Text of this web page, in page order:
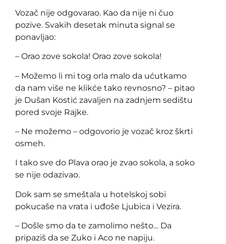
Vozač nije odgovarao. Kao da nije ni čuo
pozive. Svakih desetak minuta signal se
ponavljao:
– Orao zove sokola! Orao zove sokola!
– Možemo li mi tog orla malo da ućutkamo
da nam više ne klikće tako revnosno? – pitao
je Dušan Kostić zavaljen na zadnjem sedištu
pored svoje Rajke.
– Ne možemo – odgovorio je vozač kroz škrti
osmeh.
I tako sve do Plava orao je zvao sokola, a soko
se nije odazivao.
Dok sam se smeštala u hotelskoj sobi
pokucaše na vrata i uđoše Ljubica i Vezira.
– Došle smo da te zamolimo nešto… Da
pripaziš da se Zuko i Aco ne napiju.